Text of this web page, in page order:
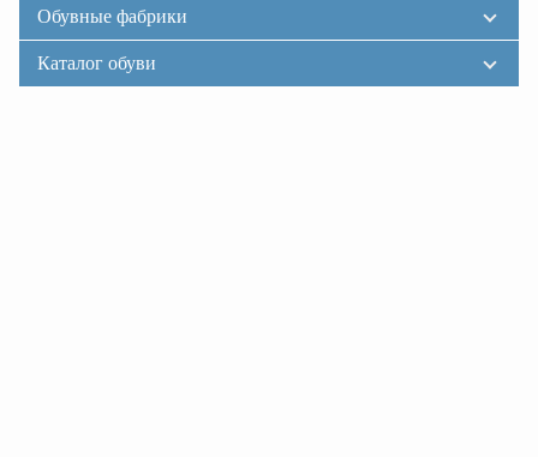
Обувные фабрики
Каталог обуви